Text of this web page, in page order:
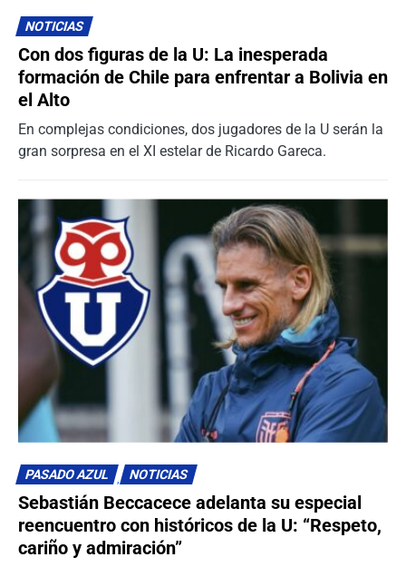
NOTICIAS
Con dos figuras de la U: La inesperada
formación de Chile para enfrentar a Bolivia en
el Alto
En complejas condiciones, dos jugadores de la U serán la
gran sorpresa en el XI estelar de Ricardo Gareca.
PASADO AZUL NOTICIAS
Sebastián Beccacece adelanta su especial
reencuentro con históricos de la U: “Respeto,
cariño y admiración”